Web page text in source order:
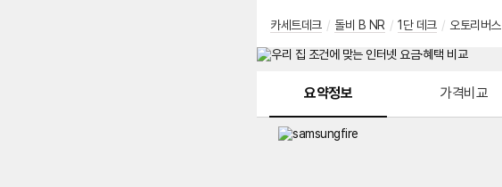
카세트데크 / 돌비 B NR / 1단 데크 / 오토리버스
요약정보 가격비교